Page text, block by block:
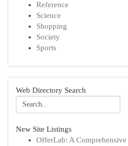
Reference
Science
Shopping
Society
Sports
Web Directory Search
New Site Listings
OfferLab: A